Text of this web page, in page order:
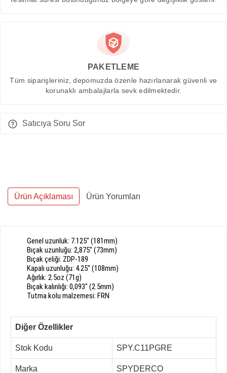
PAKETLEME
Tüm siparişleriniz, depomuzda özenle hazırlanarak güvenli ve
korunaklı ambalajlarla sevk edilmektedir.
Satıcıya Soru Sor
Ürün Açıklaması Ürün Yorumları
Genel uzunluk: 7.125" (181mm)
Bıçak uzunluğu: 2,875" (73mm)
Bıçak çeliği: ZDP-189
Kapalı uzunluğu: 4.25" (108mm)
Ağırlık: 2.5oz (71g)
Bıçak kalınlığı: 0,093" (2.5mm)
Tutma kolu malzemesi: FRN
Diğer Özellikler
Stok Kodu SPY.C11PGRE
Marka SPYDERCO